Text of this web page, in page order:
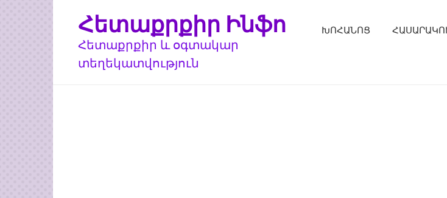
Հետաքրքիր Ինֆո
Հետաքրքիր և օգտակար
տեղեկատվություն
ԽՈՀԱՆՈՑ